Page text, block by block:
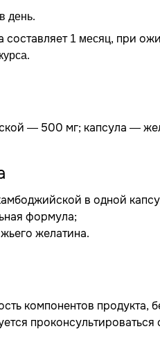
день.
составляет 1 месяц, при
.
— 500 мг; капсула —
в одной
формула;
желатина.
компонентов продукта,
проконсультироваться